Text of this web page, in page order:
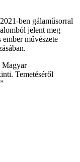
ben gálaműsorral
jelent meg
művészete
Magyar
Temetéséről